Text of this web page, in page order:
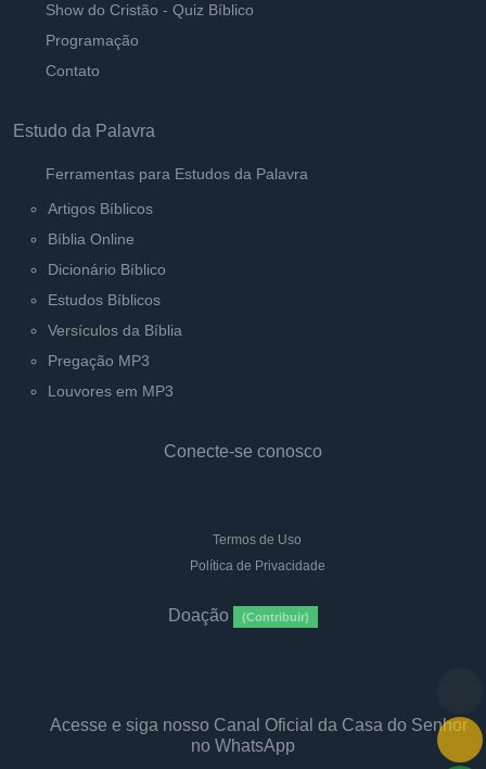
Show do Cristão - Quiz Bíblico
Programação
Contato
Estudo da Palavra
Ferramentas para Estudos da Palavra
Artigos Bíblicos
Bíblia Online
Dicionário Bíblico
Estudos Bíblicos
Versículos da Bíblia
Pregação MP3
Louvores em MP3
Conecte-se conosco
Termos de Uso
Política de Privacidade
Doação (Contribuir)
Acesse e siga nosso Canal Oficial da Casa do Senhor
no WhatsApp